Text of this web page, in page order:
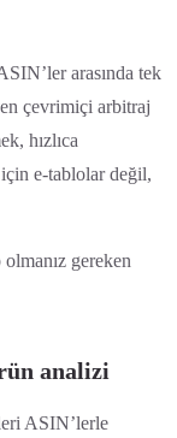
arasında tek
çevrimiçi arbitraj
hızlıca
e-tablolar değil,
gereken
analizi
ASIN’lerle